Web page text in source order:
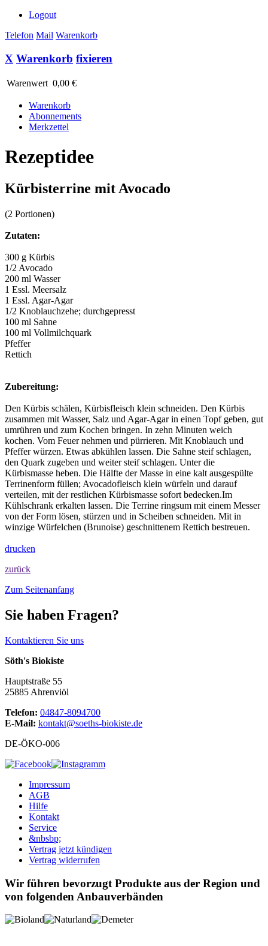
Logout
Telefon Mail Warenkorb
X Warenkorb fixieren
Warenwert 0,00 €
Warenkorb
Abonnements
Merkzettel
Rezeptidee
Kürbisterrine mit Avocado
(2 Portionen)
Zutaten:
300 g Kürbis
1/2 Avocado
200 ml Wasser
1 Essl. Meersalz
1 Essl. Agar-Agar
1/2 Knoblauchzehe; durchgepresst
100 ml Sahne
100 ml Vollmilchquark
Pfeffer
Rettich
Zubereitung:
Den Kürbis schälen, Kürbisfleisch klein schneiden. Den Kürbis
zusammen mit Wasser, Salz und Agar-Agar in einen Topf geben, gut
umrühren und zum Kochen bringen. In zehn Minuten weich
kochen. Vom Feuer nehmen und pürrieren. Mit Knoblauch und
Pfeffer würzen. Etwas abkühlen lassen. Die Sahne steif schlagen,
den Quark zugeben und weiter steif schlagen. Unter die
Kürbismasse heben. Die Hälfte der Masse in eine kalt ausgespülte
Terrinenform füllen; Avocadofleisch klein würfeln und darauf
verteilen, mit der restlichen Kürbismasse sofort bedecken.Im
Kühlschrank erkalten lassen. Die Terrine ringsum mit einem Messer
von der Form lösen, stürzen und in Scheiben schneiden. Mit in
winzige Würfelchen (Brunoise) geschnittenem Rettich bestreuen.
drucken
zurück
Zum Seitenanfang
Sie haben Fragen?
Kontaktieren Sie uns
Söth's Biokiste
Hauptstraße 55
25885 Ahrenviöl
Telefon: 04847-8094700
E-Mail: kontakt@soeths-biokiste.de
DE-ÖKO-006
Impressum
AGB
Hilfe
Kontakt
Service
&nbsbp;
Vertrag jetzt kündigen
Vertrag widerrufen
Wir führen bevorzugt Produkte aus der Region und
von folgenden Anbauverbänden